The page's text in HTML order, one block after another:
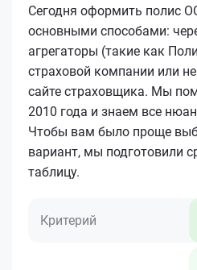
Сегодня оформить полис
основными способами:
агрегаторы (такие как
страховой компании или
сайте страховщика. Мы
2010 года и знаем все
Чтобы вам было проще
вариант, мы подготовили
таблицу.
Критерий